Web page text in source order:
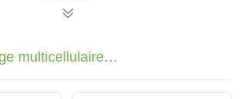
multicellulaire